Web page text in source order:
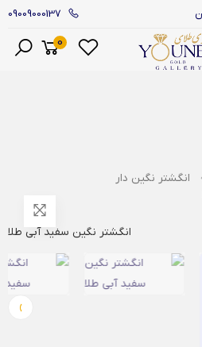
09009000137
منو
0
انگشتر نگین دار
›